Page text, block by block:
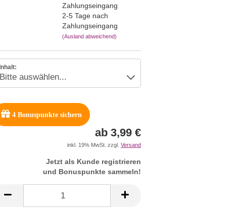
2-5 Tage nach
Zahlungseingang
(Ausland abweichend)
Inhalt:
4Bonuspunkte sichern
ab 3,99 €
inkl. 19% MwSt. zzgl. Versand
Jetzt als Kunde registrieren
und Bonuspunkte sammeln!